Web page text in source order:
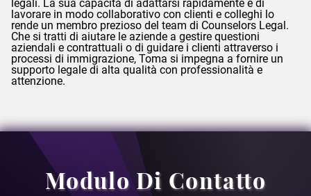
legali. La sua capacità di adattarsi rapidamente e di
lavorare in modo collaborativo con clienti e colleghi lo
rende un membro prezioso del team di Counselors Legal.
Che si tratti di aiutare le aziende a gestire questioni
aziendali e contrattuali o di guidare i clienti attraverso i
processi di immigrazione, Toma si impegna a fornire un
supporto legale di alta qualità con professionalità e
attenzione.
Modulo Di Contatto